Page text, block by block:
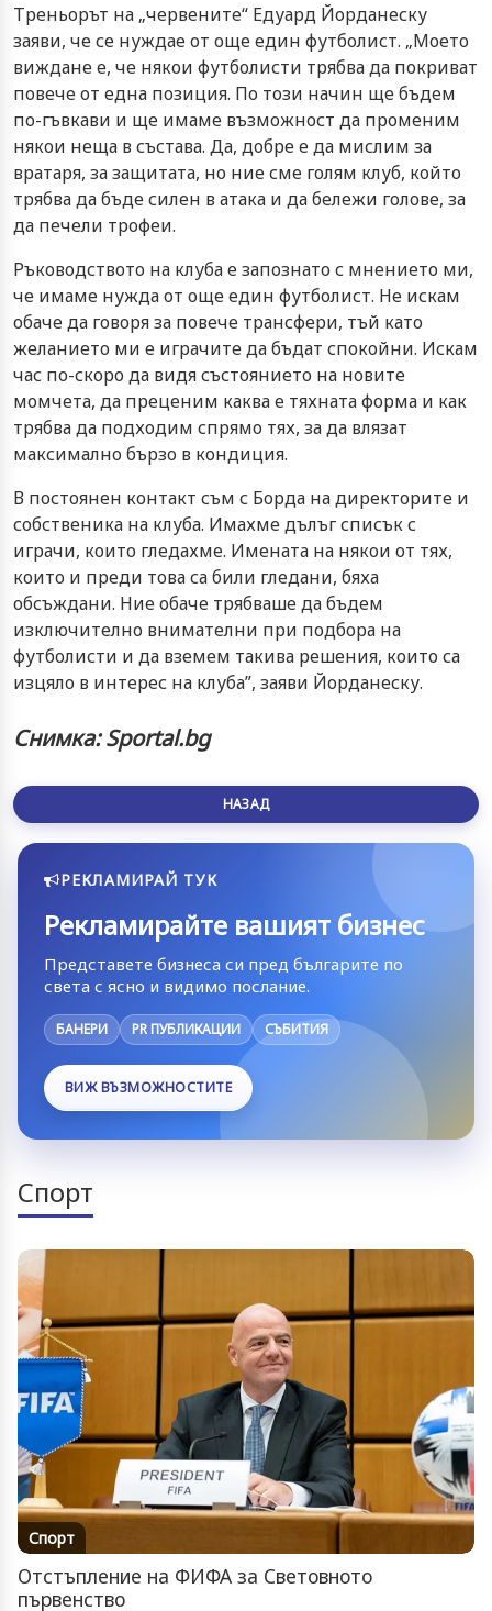
Треньорът на „червените“ Едуард Йорданеску
заяви, че се нуждае от още един футболист. „Моето
виждане е, че някои футболисти трябва да покриват
повече от една позиция. По този начин ще бъдем
по-гъвкави и ще имаме възможност да променим
някои неща в състава. Да, добре е да мислим за
вратаря, за защитата, но ние сме голям клуб, който
трябва да бъде силен в атака и да бележи голове, за
да печели трофеи.
Ръководството на клуба е запознато с мнението ми,
че имаме нужда от още един футболист. Не искам
обаче да говоря за повече трансфери, тъй като
желанието ми е играчите да бъдат спокойни. Искам
час по-скоро да видя състоянието на новите
момчета, да преценим каква е тяхната форма и как
трябва да подходим спрямо тях, за да влязат
максимално бързо в кондиция.
В постоянен контакт съм с Борда на директорите и
собственика на клуба. Имахме дълъг списък с
играчи, които гледахме. Имената на някои от тях,
които и преди това са били гледани, бяха
обсъждани. Ние обаче трябваше да бъдем
изключително внимателни при подбора на
футболисти и да вземем такива решения, които са
изцяло в интерес на клуба”, заяви Йорданеску.
Снимка: Sportal.bg
НАЗАД
РЕКЛАМИРАЙ ТУК
Рекламирайте вашият бизнес
Представете бизнеса си пред българите по
света с ясно и видимо послание.
БАНЕРИ PR ПУБЛИКАЦИИ СЪБИТИЯ
ВИЖ ВЪЗМОЖНОСТИТЕ
Спорт
Спорт
Отстъпление на ФИФА за Световното
първенство